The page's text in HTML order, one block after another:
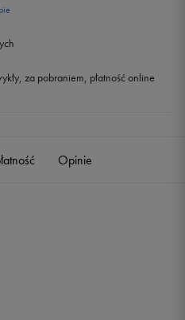
za pobraniem, płatność online
Opinie